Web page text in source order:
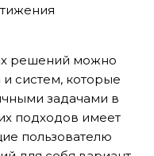
решений можно
систем, которые
задачами в
подходов имеет
пользователю